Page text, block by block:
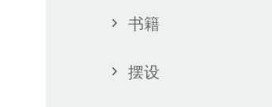
书籍
摆设